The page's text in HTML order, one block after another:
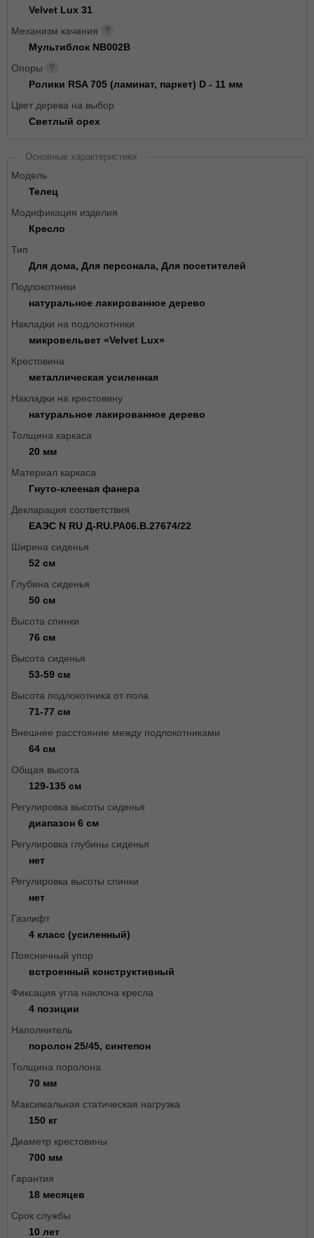
Velvet Lux 31
Механизм качания
Мультиблок NB002B
Опоры
Ролики RSA 705 (ламинат, паркет) D - 11 мм
Цвет дерева на выбор
Светлый орех
Основные характеристики
Модель
Телец
Модификация изделия
Кресло
Тип
Для дома, Для персонала, Для посетителей
Подлокотники
натуральное лакированное дерево
Накладки на подлокотники
микровельвет «Velvet Lux»
Крестовина
металлическая усиленная
Накладки на крестовину
натуральное лакированное дерево
Толщина каркаса
20 мм
Материал каркаса
Гнуто-клееная фанера
Декларация соответствия
ЕАЭС N RU Д-RU.РА06.В.27674/22
Ширина сиденья
52 см
Глубина сиденья
50 см
Высота спинки
76 см
Высота сиденья
53-59 см
Высота подлокотника от пола
71-77 см
Внешнее расстояние между подлокотниками
64 см
Общая высота
129-135 см
Регулировка высоты сиденья
диапазон 6 см
Регулировка глубины сиденья
нет
Регулировка высоты спинки
нет
Газлифт
4 класс (усиленный)
Поясничный упор
встроенный конструктивный
Фиксация угла наклона кресла
4 позиции
Наполнитель
поролон 25/45, синтепон
Толщина поролона
70 мм
Максимальная статическая нагрузка
150 кг
Диаметр крестовины
700 мм
Гарантия
18 месяцев
Срок службы
10 лет